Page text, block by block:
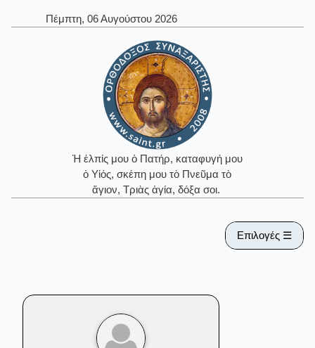
Πέμπτη, 06 Αυγούστου 2026
Ἡ ἐλπίς μου ὁ Πατήρ, καταφυγή μου
ὁ Υἱός, σκέπη μου τὸ Πνεῦμα τὸ
ἅγιον, Τριὰς ἁγία, δόξα σοι.
Επιλογές ☰